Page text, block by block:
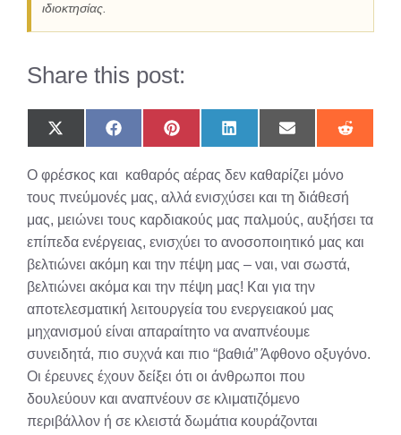
ιδιοκτησίας.
Share this post:
Share
on
(Twitter)
Share
on
Share
on
Share
on
Share
on
Share
on
Ο φρέσκος και καθαρός αέρας δεν καθαρίζει μόνο
τους πνεύμονές μας, αλλά ενισχύσει και τη διάθεσή
μας, μειώνει τους καρδιακούς μας παλμούς, αυξήσει τα
επίπεδα ενέργειας, ενισχύει το ανοσοποιητικό μας και
βελτιώνει ακόμη και την πέψη μας – ναι, ναι σωστά,
βελτιώνει ακόμα και την πέψη μας! Και για την
αποτελεσματική λειτουργεία του ενεργειακού μας
μηχανισμού είναι απαραίτητο να αναπνέουμε
συνειδητά, πιο συχνά και πιο “βαθιά” Άφθονο οξυγόνο.
Οι έρευνες έχουν δείξει ότι οι άνθρωποι που
δουλεύουν και αναπνέουν σε κλιματιζόμενο
περιβάλλον ή σε κλειστά δωμάτια κουράζονται